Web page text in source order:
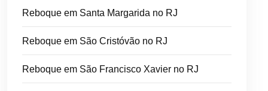
Reboque em Santa Margarida no RJ
Reboque em São Cristóvão no RJ
Reboque em São Francisco Xavier no RJ